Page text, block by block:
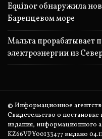
Equinor обнаружила
Баренцевом море
Мальта прорабатывает
электроэнергии из
© Информационное
Свидетельство о постановке
издания, информационного
KZ66VPY00133477 выдано